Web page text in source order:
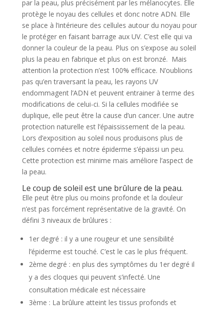
par la peau, plus précisément par les mélanocytes. Elle
protège le noyau des cellules et donc notre ADN. Elle
se place à l’intérieure des cellules autour du noyau pour
le protéger en faisant barrage aux UV. C’est elle qui va
donner la couleur de la peau. Plus on s’expose au soleil
plus la peau en fabrique et plus on est bronzé. Mais
attention la protection n’est 100% efficace. N’oublions
pas qu’en traversant la peau, les rayons UV
endommagent l’ADN et peuvent entrainer à terme des
modifications de celui-ci. Si la cellules modifiée se
duplique, elle peut être la cause d’un cancer. Une autre
protection naturelle est l’épaississement de la peau.
Lors d’exposition au soleil nous produisons plus de
cellules cornées et notre épiderme s’épaissi un peu.
Cette protection est minime mais améliore l’aspect de
la peau.
Le coup de soleil est une brûlure de la peau.
Elle peut être plus ou moins profonde et la douleur
n’est pas forcément représentative de la gravité. On
défini 3 niveaux de brûlures :
1er degré : il y a une rougeur et une sensibilité
l’épiderme est touché. C’est le cas le plus fréquent.
2ème degré : en plus des symptômes du 1er degré il
y a des cloques qui peuvent s’infecté. Une
consultation médicale est nécessaire
3ème : La brûlure atteint les tissus profonds et